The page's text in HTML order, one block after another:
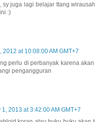
sy juga lagi belajar ttang
:)
2012 at 10:08:00 AM GMT+7
perlu di perbanyak karena
pengangguran
2013 at 3:42:00 AM GMT+7